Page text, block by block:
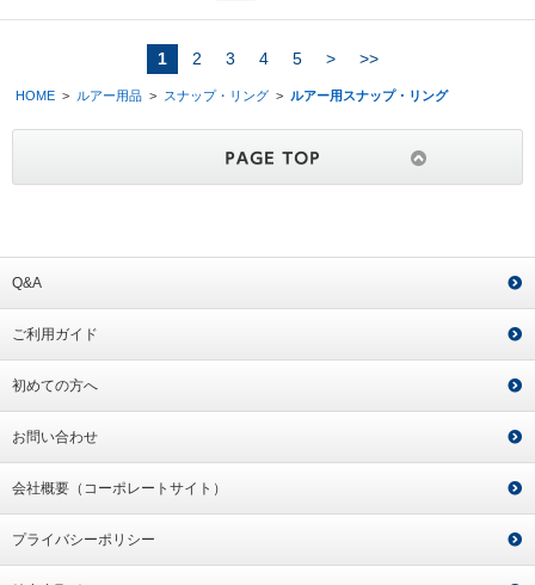
1 2 3 4 5 > >>
HOME > ルアー用品 > スナップ・リング > ルアー用スナップ・リング
Q&A
ご利用ガイド
初めての方へ
お問い合わせ
会社概要（コーポレートサイト）
プライバシーポリシー